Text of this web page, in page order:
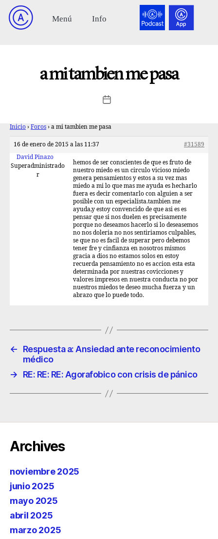
a mi tambien me pasa
Inicio › Foros › a mi tambien me pasa
16 de enero de 2015 a las 11:37
#31589
David Pinazo
Superadministrado
r
hemos de ser conscientes de que es fruto de
nuestro miedo es un circulo vicioso miedo
genera pensamientos y estos a su vez mas
miedo a mi lo que mas me ayuda es hecharlo
fuera es decir comentarlo con alguien a ser
posible con un especialista.tambien me
ayuda,y estoy convencido de que asi es es
pensar que si nos duelen es precisamente
porque no deseamos hacerlo si lo deseasemos
no nos doleria no nos sentiriamos culpables,
se que no es facil de superar pero debemos
tener fre y cinfianza en nosotros mismos
gracia a dios no estamos solos en estoy
recuerda pensamiento no es accion esta esta
determinada por nuestras covicciones y
valores impresos en nuestra conducta no por
nuestros miedos te deseo mucha fuerza y un
abrazo que lo puede todo.
←
Respuesta a: Ansiedad ante reconocimiento
médico
→
RE: RE: RE: Agorafobico con crisis de pánico
Archives
noviembre 2025
junio 2025
mayo 2025
abril 2025
marzo 2025